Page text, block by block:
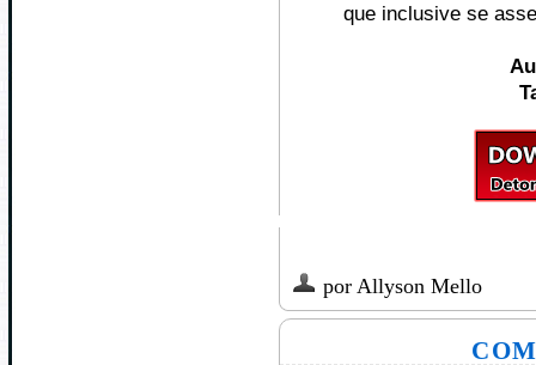
que inclusive se
por Allyson Mello